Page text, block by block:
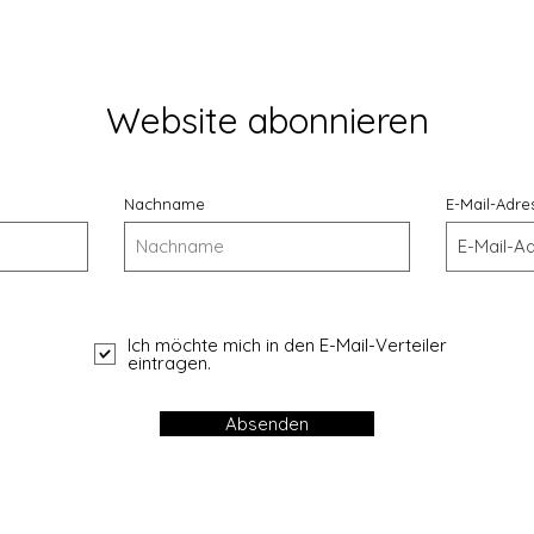
Website abonnieren
Nachname E-Mail-
Ich möchte mich in den E-Mail-Verteiler
eintragen.
Absenden